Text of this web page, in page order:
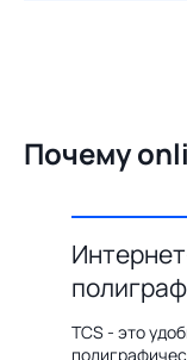
Почему
TCS - это